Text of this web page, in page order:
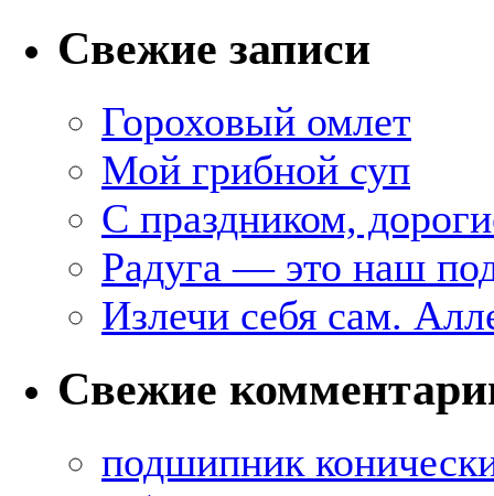
Свежие записи
Гороховый омлет
Мой грибной суп
С праздником,
Радуга — это наш
Излечи себя сам.
Свежие
подшипник